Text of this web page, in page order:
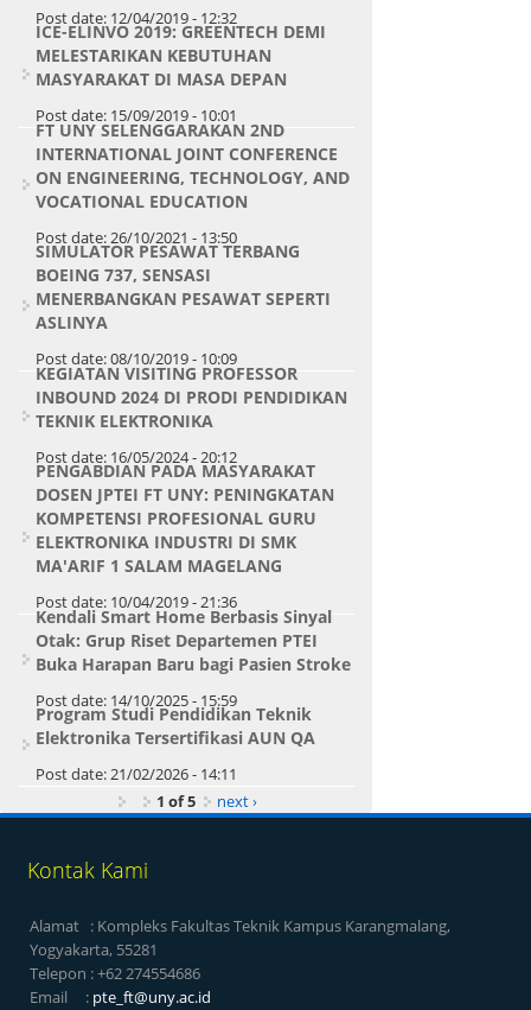
Post date: 12/04/2019 - 12:32
ICE-ELINVO 2019: GREENTECH DEMI
MELESTARIKAN KEBUTUHAN
MASYARAKAT DI MASA DEPAN
Post date: 15/09/2019 - 10:01
FT UNY SELENGGARAKAN 2ND
INTERNATIONAL JOINT CONFERENCE
ON ENGINEERING, TECHNOLOGY, AND
VOCATIONAL EDUCATION
Post date:26/10/2021 - 13:50
SIMULATOR PESAWAT TERBANG
BOEING 737, SENSASI
MENERBANGKAN PESAWAT SEPERTI
ASLINYA
Post date:08/10/2019 - 10:09
KEGIATAN VISITING PROFESSOR
INBOUND 2024 DI PRODI PENDIDIKAN
TEKNIK ELEKTRONIKA
Post date: 16/05/2024 - 20:12
PENGABDIAN PADA MASYARAKAT
DOSEN JPTEI FT UNY: PENINGKATAN
KOMPETENSI PROFESIONAL GURU
ELEKTRONIKA INDUSTRI DI SMK
MA'ARIF 1 SALAM MAGELANG
Post date: 10/04/2019 - 21:36
Kendali Smart Home Berbasis Sinyal
Otak: Grup Riset Departemen PTEI
Buka Harapan Baru bagi Pasien Stroke
Post date: 14/10/2025 - 15:59
Program Studi Pendidikan Teknik
Elektronika Tersertifikasi AUN QA
Post date:21/02/2026 - 14:11
1 of 5
next ›
Kontak Kami
Alamat : Kompleks Fakultas Teknik Kampus Karangmalang,
Yogyakarta, 55281
Telepon : +62 274554686
Email : pte_ft@uny.ac.id